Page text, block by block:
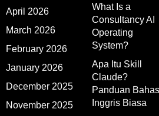
April 2026
March 2026
February 2026
January 2026
December 2025
November 2025
What Is a
Consultancy AI
Operating
System?
Apa Itu Skill
Claude?
Panduan
Inggris Biasa